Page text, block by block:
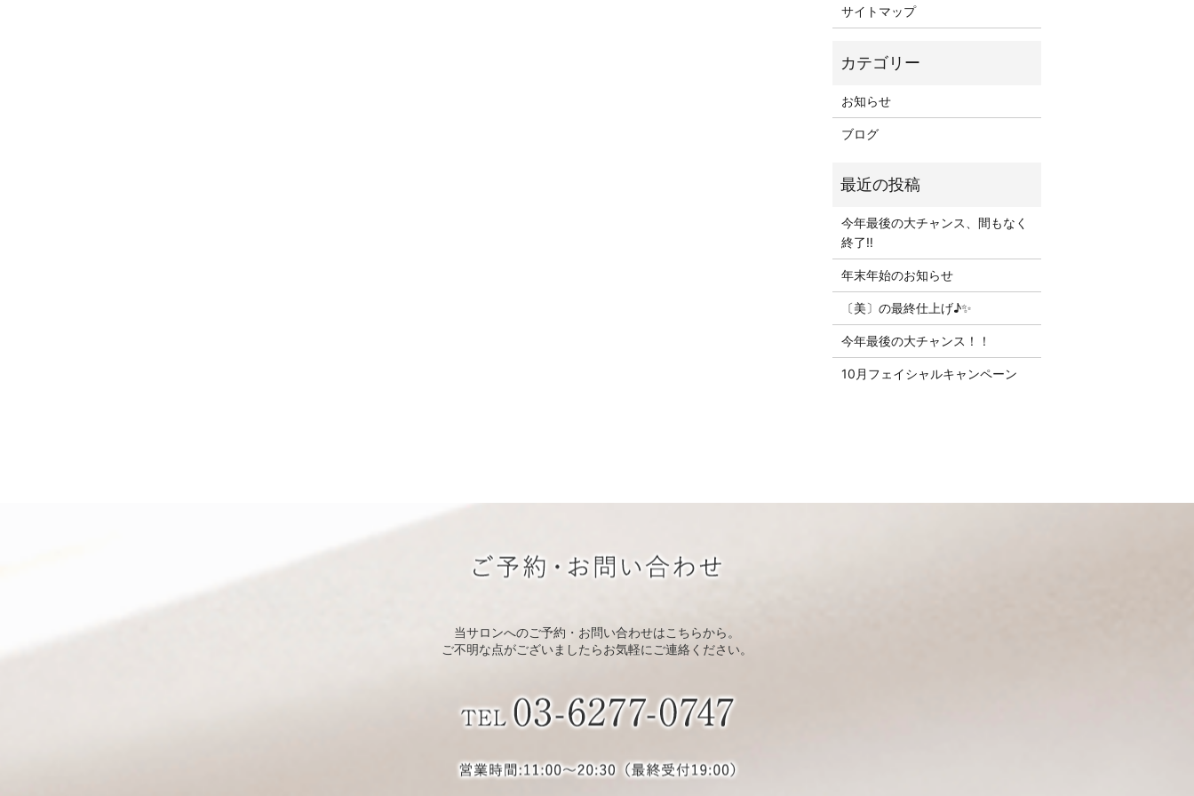
サイトマップ
お知らせ
ブログ
今年最後の大チャンス、間もなく
終了‼
年末年始のお知らせ
〔美〕の最終仕上げ♪✨
今年最後の大チャンス！！
10月フェイシャルキャンペーン
当サロンへのご予約・お問い合わせはこちらから。
ご不明な点がございましたらお気軽にご連絡ください。